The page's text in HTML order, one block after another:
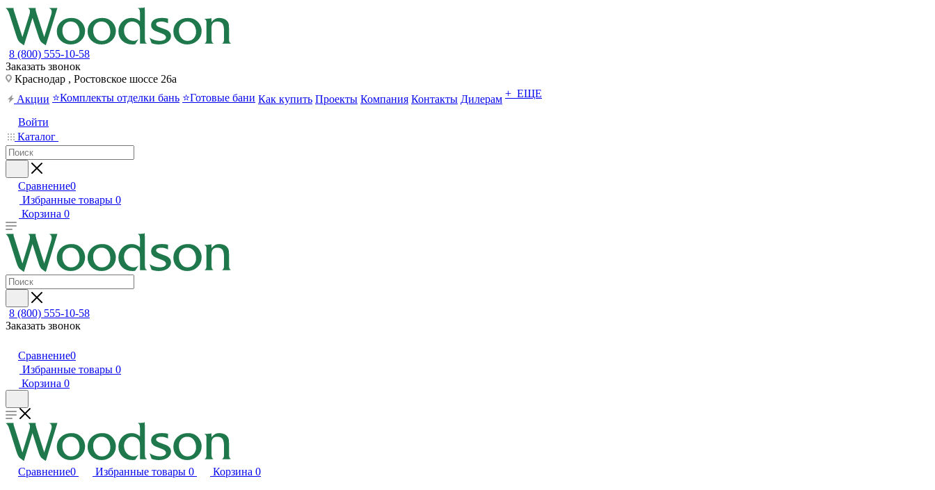
8 (800) 555-10-58
Заказать звонок
Краснодар , Ростовское шоссе 26а
Акции ⭐Комплекты отделки бань ⭐Готовые бани Как купить Проекты Компания Контакты Дилерам + ЕЩЕ
Войти
Каталог
Сравнение0
Избранные товары 0
Корзина 0
8 (800) 555-10-58
Заказать звонок
Сравнение0
Избранные товары 0
Корзина 0
Сравнение0 Избранные товары 0 Корзина 0